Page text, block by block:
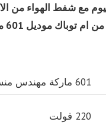
مع شفط الهواء من
ام توباك
601 ماركة مهندس منسي
220 فولت